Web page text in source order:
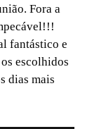
Fora a
fantástico e
escolhidos
dias mais